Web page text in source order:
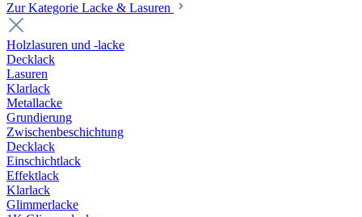
Zur Kategorie Lacke & Lasuren
Holzlasuren und -lacke
Decklack
Lasuren
Klarlack
Metallacke
Grundierung
Zwischenbeschichtung
Decklack
Einschichtlack
Effektlack
Klarlack
Glimmerlacke